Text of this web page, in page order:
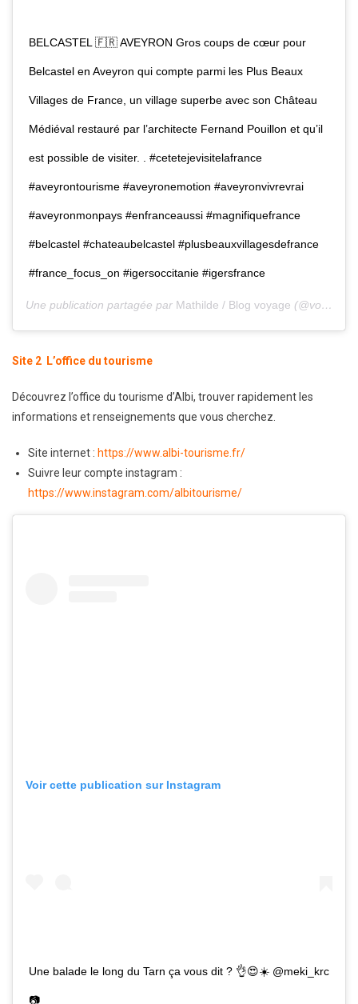
BELCASTEL 🇫🇷 AVEYRON Gros coups de cœur pour
Belcastel en Aveyron qui compte parmi les Plus Beaux
Villages de France, un village superbe avec son Château
Médiéval restauré par l’architecte Fernand Pouillon et qu’il
est possible de visiter. . #cetetejevisitelafrance
#aveyrontourisme #aveyronemotion #aveyronvivrevrai
#aveyronmonpays #enfranceaussi #magnifiquefrance
#belcastel #chateaubelcastel #plusbeauxvillagesdefrance
#france_focus_on #igersoccitanie #igersfrance
Une publication partagée par Mathilde / Blog voyage (@voyagerenphotos) le
Site 2 L’office du tourisme
Découvrez l’office du tourisme d’Albi, trouver rapidement les
informations et renseignements que vous cherchez.
Site internet : https://www.albi-tourisme.fr/
Suivre leur compte instagram :
https://www.instagram.com/albitourisme/
Voir cette publication sur Instagram
Une balade le long du Tarn ça vous dit ? 👌😍☀️ @meki_krc
📷